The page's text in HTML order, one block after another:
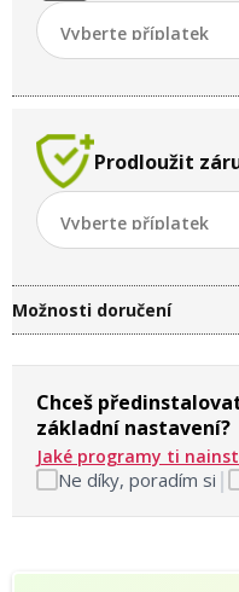
Prodloužit
Chceš
základní nastavení?
Jaké programy ti
Ne díky, poradím si |
Možnosti doručení